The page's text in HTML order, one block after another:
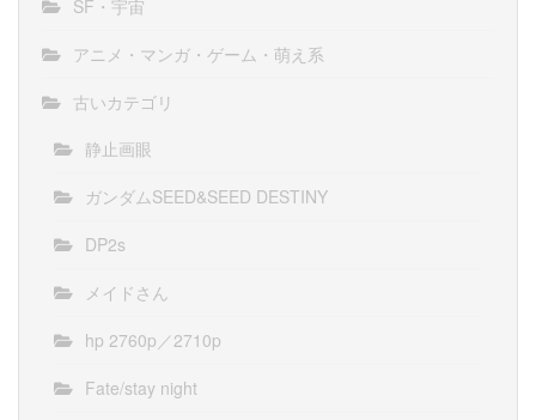
SF・宇宙
アニメ・マンガ・ゲーム・萌え系
古いカテゴリ
静止画眼
ガンダムSEED&SEED DESTINY
DP2s
メイドさん
hp 2760p／2710p
Fate/stay night